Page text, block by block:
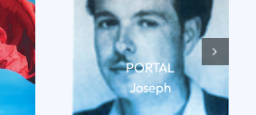
PORTAL
Joseph